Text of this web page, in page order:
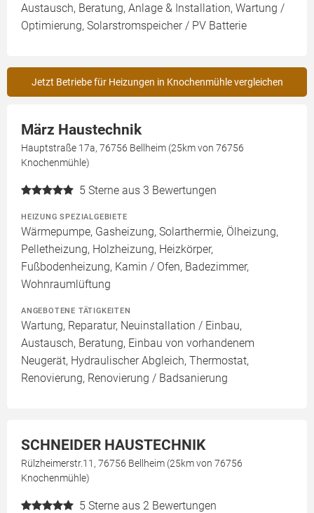
Austausch, Beratung, Anlage & Installation, Wartung /
Optimierung, Solarstromspeicher / PV Batterie
Jetzt Betriebe für Heizungen in Knochenmühle vergleichen
März Haustechnik
Hauptstraße 17a, 76756 Bellheim (25km von 76756
Knochenmühle)
5 Sterne aus 3 Bewertungen
HEIZUNG SPEZIALGEBIETE
Wärmepumpe, Gasheizung, Solarthermie, Ölheizung,
Pelletheizung, Holzheizung, Heizkörper,
Fußbodenheizung, Kamin / Ofen, Badezimmer,
Wohnraumlüftung
ANGEBOTENE TÄTIGKEITEN
Wartung, Reparatur, Neuinstallation / Einbau,
Austausch, Beratung, Einbau von vorhandenem
Neugerät, Hydraulischer Abgleich, Thermostat,
Renovierung, Renovierung / Badsanierung
SCHNEIDER HAUSTECHNIK
Rülzheimerstr.11, 76756 Bellheim (25km von 76756
Knochenmühle)
5 Sterne aus 2 Bewertungen